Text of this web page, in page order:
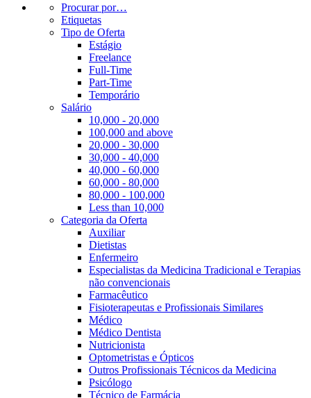
Procurar por…
Etiquetas
Tipo de Oferta
Estágio
Freelance
Full-Time
Part-Time
Temporário
Salário
10,000 - 20,000
100,000 and above
20,000 - 30,000
30,000 - 40,000
40,000 - 60,000
60,000 - 80,000
80,000 - 100,000
Less than 10,000
Categoria da Oferta
Auxiliar
Dietistas
Enfermeiro
Especialistas da Medicina Tradicional e Terapias
não convencionais
Farmacêutico
Fisioterapeutas e Profissionais Similares
Médico
Médico Dentista
Nutricionista
Optometristas e Ópticos
Outros Profissionais Técnicos da Medicina
Psicólogo
Técnico de Farmácia